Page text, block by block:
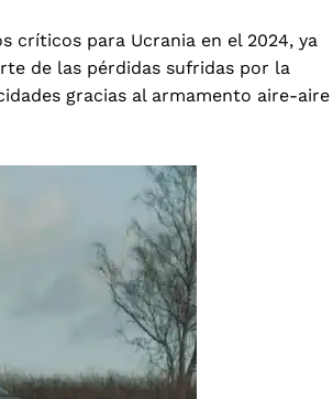
críticos para Ucrania en el 2024, ya
de las pérdidas sufridas por la
gracias al armamento aire-aire